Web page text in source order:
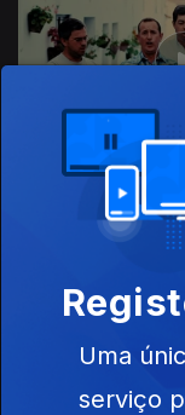
Uma
serviço